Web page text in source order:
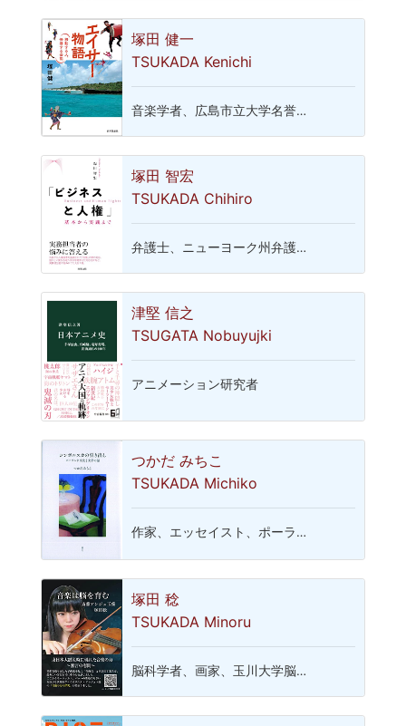
塚田 健一
TSUKADA Kenichi
音楽学者、広島市立大学名誉…
塚田 智宏
TSUKADA Chihiro
弁護士、ニューヨーク州弁護…
津堅 信之
TSUGATA Nobuyujki
アニメーション研究者
つかだ みちこ
TSUKADA Michiko
作家、エッセイスト、ポーラ…
塚田 稔
TSUKADA Minoru
脳科学者、画家、玉川大学脳…